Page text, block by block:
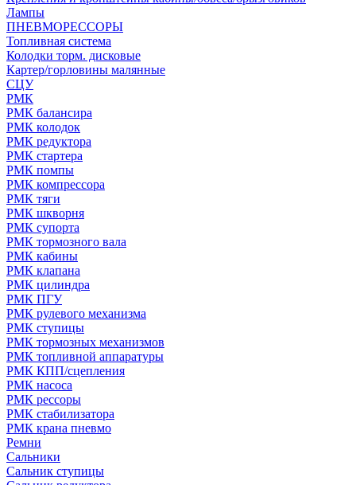
Лампы
ПНЕВМОРЕССОРЫ
Топливная система
Колодки торм. дисковые
Картер/горловины малянные
СЦУ
РМК
РМК балансира
РМК колодок
РМК редуктора
РМК стартера
РМК помпы
РМК компрессора
РМК тяги
РМК шкворня
РМК супорта
РМК тормозного вала
РМК кабины
РМК клапана
РМК цилиндра
РМК ПГУ
РМК рулевого механизма
РМК ступицы
РМК тормозных механизмов
РМК топливной аппаратуры
РМК КПП/сцепления
РМК насоса
РМК рессоры
РМК стабилизатора
РМК крана пневмо
Ремни
Сальники
Сальник ступицы